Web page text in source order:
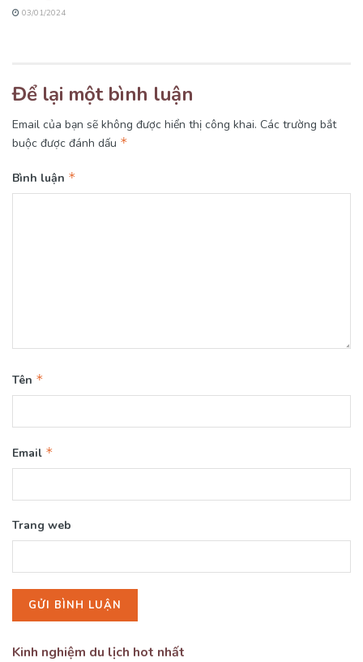
03/01/2024
Để lại một bình luận
Email của bạn sẽ không được hiển thị công khai. Các trường bắt
buộc được đánh dấu *
Bình luận *
Tên *
Email *
Trang web
Kinh nghiệm du lịch hot nhất